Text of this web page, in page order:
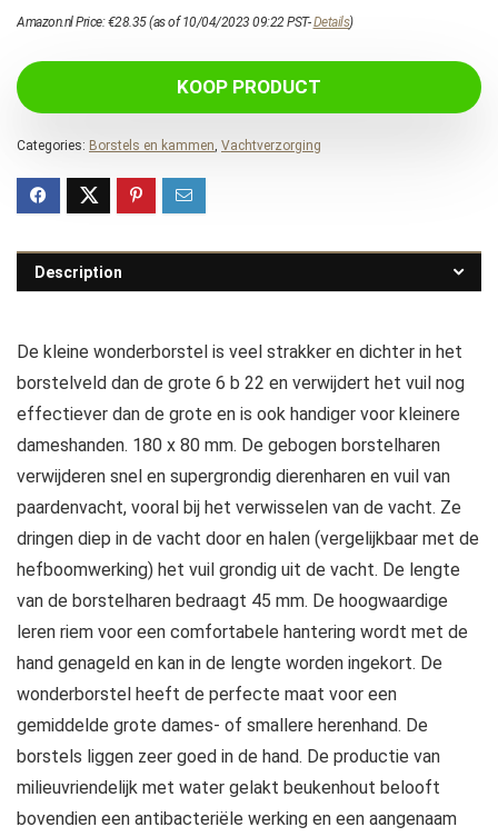
Amazon.nl Price:€28.35(as of 10/04/2023 09:22 PST-Details)
KOOP PRODUCT
Categories: Borstels en kammen Vachtverzorging
Description
De kleine wonderborstel is veel strakker en dichter in het
borstelveld dan de grote 6 b 22 en verwijdert het vuil nog
effectiever dan de grote en is ook handiger voor kleinere
dameshanden. 180 x 80 mm. De gebogen borstelharen
verwijderen snel en supergrondig dierenharen en vuil van
paardenvacht, vooral bij het verwisselen van de vacht. Ze
dringen diep in de vacht door en halen (vergelijkbaar met de
hefboomwerking) het vuil grondig uit de vacht. De lengte
van de borstelharen bedraagt 45 mm. De hoogwaardige
leren riem voor een comfortabele hantering wordt met de
hand genageld en kan in de lengte worden ingekort. De
wonderborstel heeft de perfecte maat voor een
gemiddelde grote dames- of smallere herenhand. De
borstels liggen zeer goed in de hand. De productie van
milieuvriendelijk met water gelakt beukenhout belooft
bovendien een antibacteriële werking en een aangenaam